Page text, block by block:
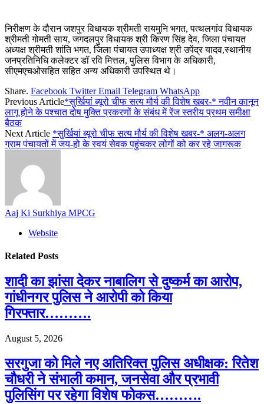
निरीक्षण के दौरान जशपुर विधायक श्रीमती रायमुनि भगत, पत्थलगांव विधायक
श्रीमती गोमती साय, जगदलपुर विधायक श्री किरण सिंह देव, जिला पंचायत
अध्यक्ष श्रीमती शांति भगत, जिला पंचायत उपाध्यक्ष श्री उपेंद्र यादव,स्थानीय
जनप्रतिनिधि कलेक्टर डॉ रवि मित्तल, पुलिस विभाग के अधिकारी,
सीएमएचओसहित सहित अन्य अधिकारी उपस्थित थे।
Share. Facebook Twitter Email Telegram WhatsApp
Previous Article*सुर्खियां ब्यूरो चीफ सत्य मौर्य की विशेष खबर-* नवीन कानून
लागू होने के पश्चात दोष मुक्ति प्रकरणों के संबंध में रेंज स्तरीय प्रथम समीक्षा
बैठक
Next Article *सुर्खियां ब्यूरो चीफ सत्य मौर्य की विशेष खबर-* अलग-अलग
ग्राम पंचायतों में जय-हो के स्वयं सेवक पहुंचकर लोगों को कर रहे जागरूक
Aaj Ki Surkhiya MPCG
Website
Related Posts
शादी का झांसा देकर नाबालिग से दुष्कर्म का आरोप,
गांधीनगर पुलिस ने आरोपी को किया
गिरफ्तार……….
August 5, 2026
सरगुजा को मिले नए अतिरिक्त पुलिस अधीक्षक: रितेश
चौधरी ने संभाली कमान, जनसेवा और प्रभावी
पुलिसिंग पर रहेगा विशेष फोकस……….